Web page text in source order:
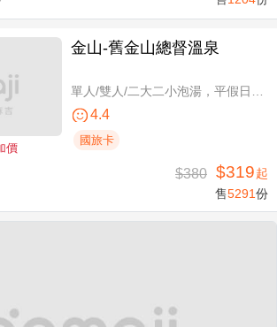
價
金山-舊金山總督溫泉
4.4
國旅卡
$380 $319起
售5291份